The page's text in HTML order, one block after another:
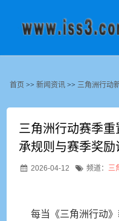
首页 >>新闻资讯 >>三角洲行动
三角洲行动赛季
承规则与赛季奖励
2026-04-12 频道： 三
每当《三角洲行动